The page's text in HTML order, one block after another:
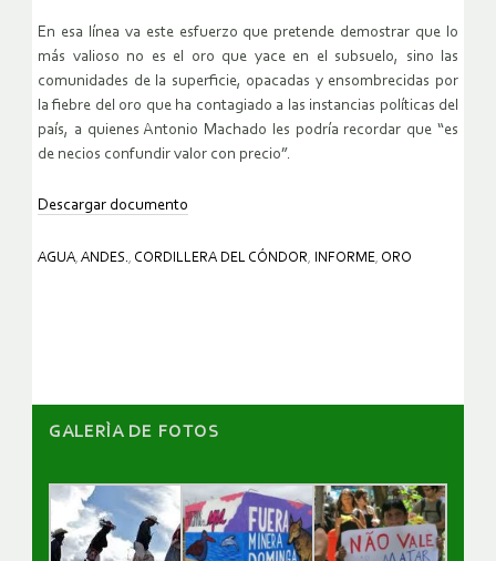
En esa línea va este esfuerzo que pretende demostrar que lo
más valioso no es el oro que yace en el subsuelo, sino las
comunidades de la superficie, opacadas y ensombrecidas por
la fiebre del oro que ha contagiado a las instancias políticas del
país, a quienes Antonio Machado les podría recordar que “es
de necios confundir valor con precio”.
Descargar documento
AGUA, ANDES., CORDILLERA DEL CÓNDOR, INFORME, ORO
GALERÌA DE FOTOS